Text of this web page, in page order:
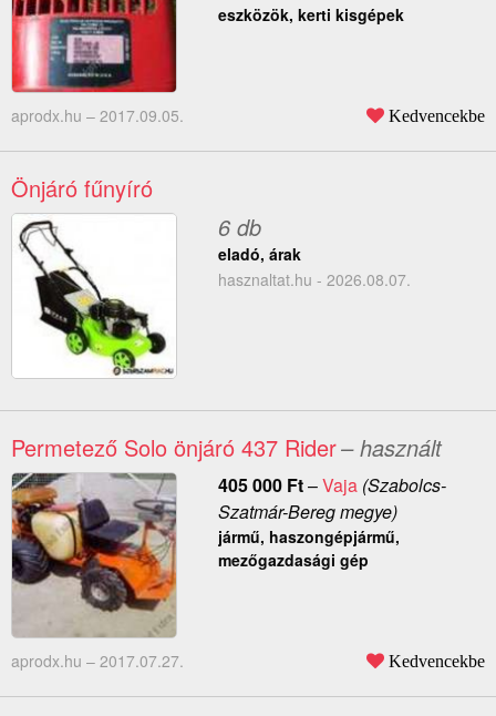
eszközök, kerti kisgépek
aprodx.hu – 2017.09.05. Kedvencekbe
Önjáró fűnyíró
6 db
eladó, árak
hasznaltat.hu - 2026.08.07.
Permetező Solo önjáró 437 Rider– használt
405 000 Ft–Vaja(Szabolcs-
Szatmár-Bereg megye)
jármű, haszongépjármű,
mezőgazdasági gép
aprodx.hu – 2017.07.27. Kedvencekbe